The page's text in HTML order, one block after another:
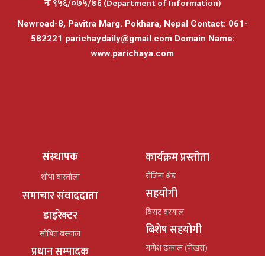
नंः ९५६/०७५/७६ (Department of Information)
Newroad-8, Pavitra Marg. Pokhara, Nepal Contact: 061-
582221 parichaydaily@gmail.comDomain Name:
www.parichaya.com
संस्थापक
शोभा बास्तोला
समाचार संवाददाता
डाइरेक्टर
सोभित बस्याल
प्रधान सम्पादक
कार्यक्रम प्रस्तोता
रोजिना श्रेष्ठ
सहयोगी
बिराट बस्याल
बिशेष सहयोगी
गणेश ढकाल (पोखरा)